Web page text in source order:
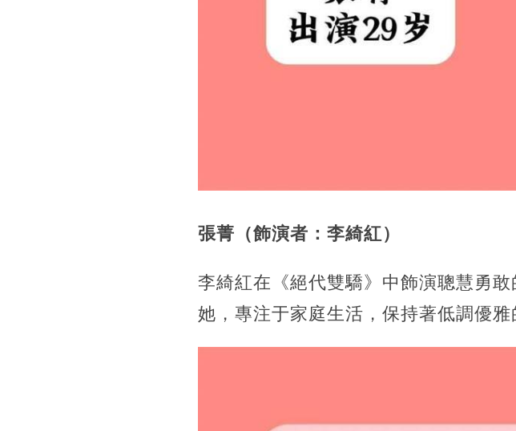
張菁（飾演者：李綺紅）
李綺紅在《絕代雙驕》中飾演聰慧勇
她，專注于家庭生活，保持著低調優雅